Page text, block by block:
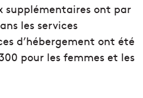
supplémentaires ont par
les services
d’hébergement ont été
pour les femmes et les